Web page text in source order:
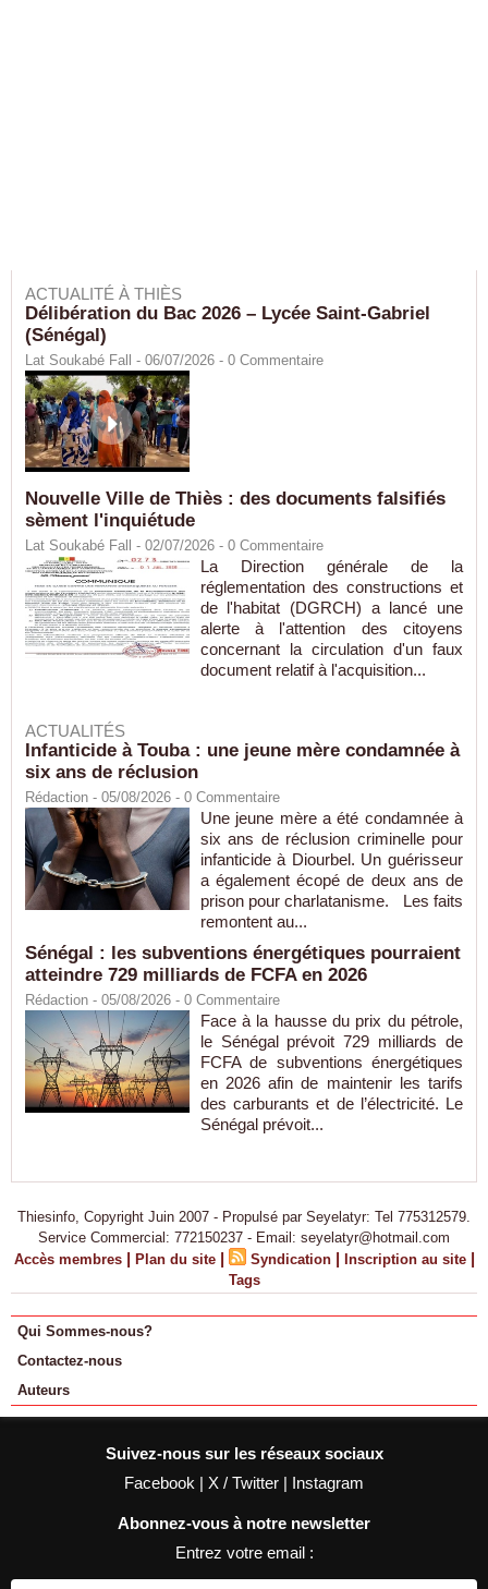
ACTUALITÉ À THIÈS
Délibération du Bac 2026 – Lycée Saint-Gabriel
(Sénégal)
Lat Soukabé Fall - 06/07/2026 - 0 Commentaire
Nouvelle Ville de Thiès : des documents falsifiés
sèment l'inquiétude
Lat Soukabé Fall - 02/07/2026 - 0 Commentaire
La Direction générale de la
réglementation des constructions et
de l'habitat (DGRCH) a lancé une
alerte à l'attention des citoyens
concernant la circulation d'un faux
document relatif à l'acquisition...
ACTUALITÉS
Infanticide à Touba : une jeune mère condamnée à
six ans de réclusion
Rédaction - 05/08/2026 - 0 Commentaire
Une jeune mère a été condamnée à
six ans de réclusion criminelle pour
infanticide à Diourbel. Un guérisseur
a également écopé de deux ans de
prison pour charlatanisme. Les faits
remontent au...
Sénégal : les subventions énergétiques pourraient
atteindre 729 milliards de FCFA en 2026
Rédaction - 05/08/2026 - 0 Commentaire
Face à la hausse du prix du pétrole,
le Sénégal prévoit 729 milliards de
FCFA de subventions énergétiques
en 2026 afin de maintenir les tarifs
des carburants et de l’électricité. Le
Sénégal prévoit...
Thiesinfo, Copyright Juin 2007 - Propulsé par Seyelatyr: Tel 775312579.
Service Commercial: 772150237 - Email: seyelatyr@hotmail.com
Accès membres | Plan du site | Syndication | Inscription au site |
Tags
Qui Sommes-nous?
Contactez-nous
Auteurs
Suivez-nous sur les réseaux sociaux
Facebook | X / Twitter | Instagram
Abonnez-vous à notre newsletter
Entrez votre email :